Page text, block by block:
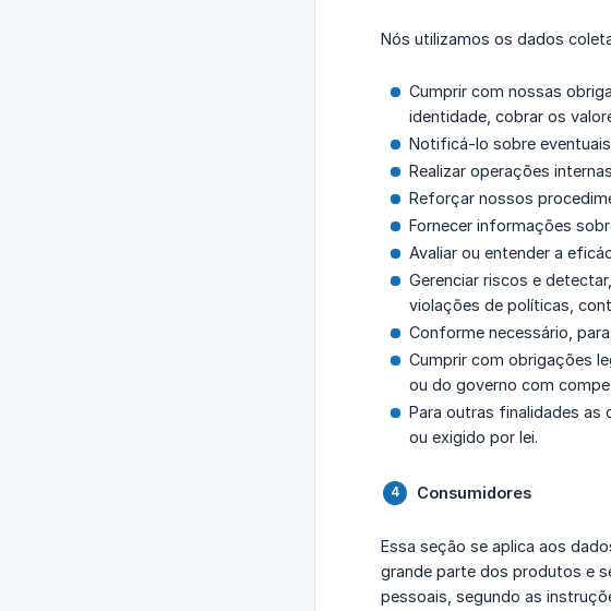
Nós utilizamos os dados
Cumprir com nossas
identidade, cobrar os
Notificá-lo sobre
Realizar operações
Reforçar nossos
Fornecer informações
Avaliar ou entender a
Gerenciar riscos e
violações de políticas,
Conforme necessário,
Cumprir com obrigações
ou do governo com
Para outras finalidades
ou exigido por lei.
Consumidores
Essa seção se aplica aos
grande parte dos produtos e
pessoais, segundo as